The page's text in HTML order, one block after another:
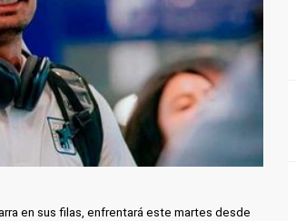
en sus filas, enfrentará este martes desde